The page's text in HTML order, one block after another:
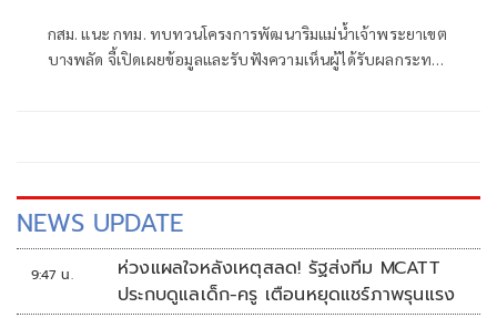
กสม. แนะ กทม. ทบทวนโครงการพัฒนาริมแม่น้ำเจ้าพระยาเขต
บางพลัด จี้เปิดเผยข้อมูลและรับฟังความเห็นผู้ได้รับผลกระทบ
NEWS UPDATE
9:47 น.
ห่วงแผลใจหลังเหตุสลด! รัฐส่งทีม MCATT
ประกบดูแลเด็ก-ครู เตือนหยุดแชร์ภาพรุนแรง